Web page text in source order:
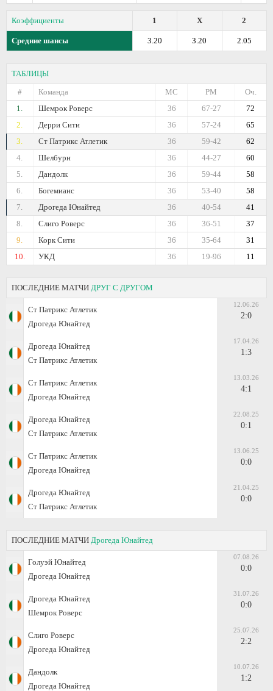
Коэффициенты 2
X
1
Средние шансы 2.05
3.20
3.20
ТАБЛИЦЫ
#
Команда Оч.
РМ
МС
1.
Шемрок Роверс 72
67-27
36
2.
Дерри Сити 65
57-24
36
3.
Ст Патрикс Атлетик 62
59-42
36
4.
Шелбурн 60
44-27
36
5.
Дандолк 58
59-44
36
6.
Богемианс 58
53-40
36
7.
Дрогеда Юнайтед 41
40-54
36
8.
Слиго Роверс 37
36-51
36
9.
Корк Сити 31
35-64
36
10.
УКД 11
19-96
36
ПОСЛЕДНИЕ МАТЧИ ДРУГ С ДРУГОМ
Ст Патрикс Атлетик
Дрогеда Юнайтед
12.06.26
2:0
Дрогеда Юнайтед
Ст Патрикс Атлетик
17.04.26
1:3
Ст Патрикс Атлетик
Дрогеда Юнайтед
13.03.26
4:1
Дрогеда Юнайтед
Ст Патрикс Атлетик
22.08.25
0:1
Ст Патрикс Атлетик
Дрогеда Юнайтед
13.06.25
0:0
Дрогеда Юнайтед
Ст Патрикс Атлетик
21.04.25
0:0
ПОСЛЕДНИЕ МАТЧИ Дрогеда Юнайтед
Голуэй Юнайтед
Дрогеда Юнайтед
07.08.26
0:0
Дрогеда Юнайтед
Шемрок Роверс
31.07.26
0:0
Слиго Роверс
Дрогеда Юнайтед
25.07.26
2:2
Дандолк
Дрогеда Юнайтед
10.07.26
1:2